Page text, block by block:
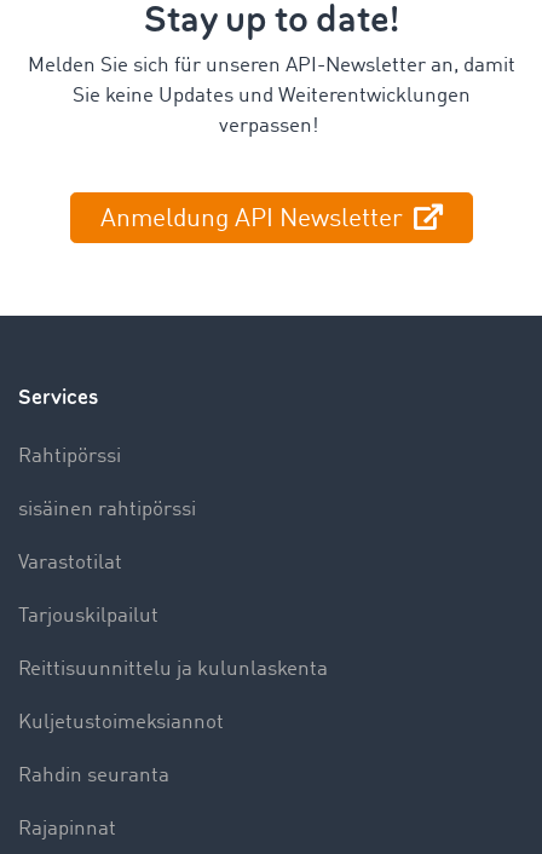
Stay up to date!
Melden Sie sich für unseren API-Newsletter an, damit
Sie keine Updates und Weiterentwicklungen
verpassen!
Anmeldung API Newsletter
Services
Rahtipörssi
sisäinen rahtipörssi
Varastotilat
Tarjouskilpailut
Reittisuunnittelu ja kulunlaskenta
Kuljetustoimeksiannot
Rahdin seuranta
Rajapinnat